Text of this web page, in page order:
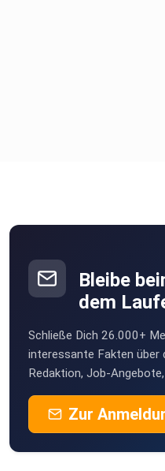
Bleibe
dem
Schließe Dich 26.000+
interessante Fakten über
Redaktion, Job-
Zur